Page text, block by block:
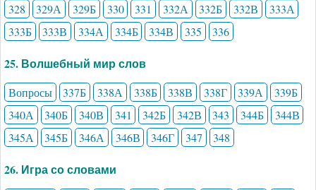
328
329А 329Б 330 331 332А 332Б 332В
333А
333Б
333В 334А 334Б 334В 335 336
25. Волшебный мир слов
Вопросы 337Б 338А 338Б 338В 338Г 339А
339Б
340А
340Б 340В 341 342Б 342В 343 344Б
344В
345А
345Б 346А 346В 346Г 347 348
26. Игра со словами